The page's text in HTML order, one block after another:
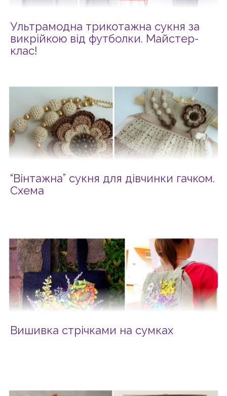
Ультрамодна трикотажна сукня за
викрійкою від футболки. Майстер-
клас!
“Вінтажна” сукня для дівчинки гачком.
Схема
Вишивка стрічками на сумках